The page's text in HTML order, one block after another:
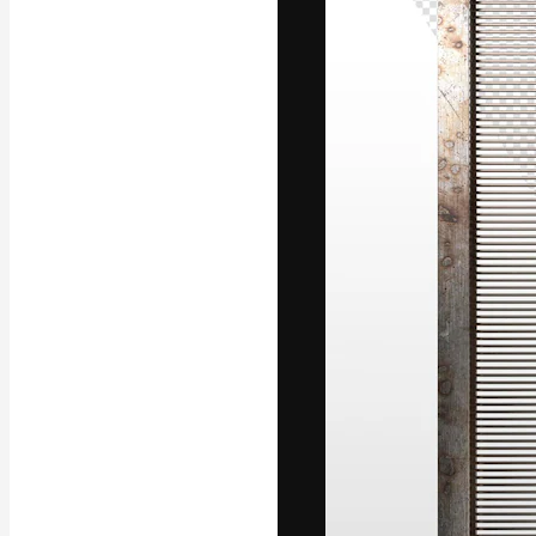
La plateforme
vos meilleurs
d’abonnés :
studios.
Français
Copyright ©